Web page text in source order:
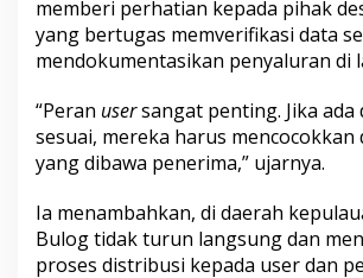
memberi perhatian kepada pihak
yang bertugas memverifikasi data
mendokumentasikan penyaluran di
“Peran usersangat penting. Jika ada
sesuai, mereka harus mencocokkan
yang dibawa penerima,” ujarnya.
Ia menambahkan, di daerah
Bulog tidak turun langsung dan
proses distribusi kepada user dan